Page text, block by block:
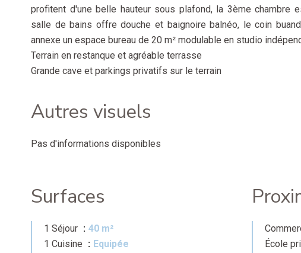
profitent d'une belle hauteur sous plafond, la 3ème chambre
salle de bains offre douche et baignoire balnéo, le coin
annexe un espace bureau de 20 m² modulable en studio
Terrain en restanque et agréable terrasse
Grande cave et parkings privatifs sur le terrain
Autres visuels
Pas d'informations disponibles
Surfaces
1 Séjour
40 m²
1 Cuisine
Equipée
École